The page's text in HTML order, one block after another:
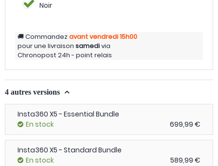
Noir
Commandezavant vendredi15h00
pour une livraison samedivia
Chronopost 24h - point relais
4 autres versions
Insta360 X5 - Essential Bundle
En stock
699,99 €
Insta360 X5 - Standard Bundle
En stock
589,99 €